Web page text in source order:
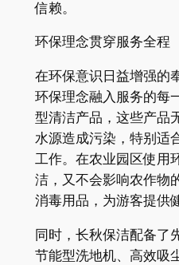
信赖。​
环保理念贯穿服务全程​
在环保意识日益增强的
环保理念融入服务的每
型清洁产品，这些产品
水源造成污染，特别适
工作。在农业园区使用
洁，又不会影响农作物
消毒用品，为游客提供
同时，长秋保洁配备了
节能型洗地机、高效吸